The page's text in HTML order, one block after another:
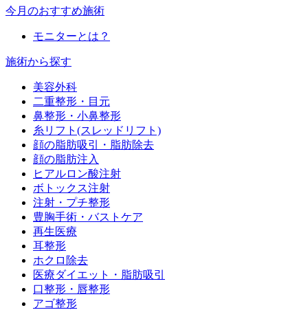
今月のおすすめ施術
モニターとは？
施術から探す
美容外科
二重整形・目元
鼻整形・小鼻整形
糸リフト(スレッドリフト)
顔の脂肪吸引・脂肪除去
顔の脂肪注入
ヒアルロン酸注射
ボトックス注射
注射・プチ整形
豊胸手術・バストケア
再生医療
耳整形
ホクロ除去
医療ダイエット・脂肪吸引
口整形・唇整形
アゴ整形